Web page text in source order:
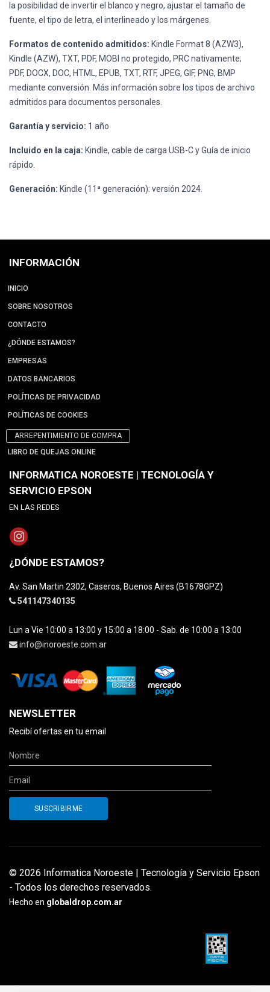
la posibilidad de invertir el blanco y negro, ajustar el tamaño de
fuente, el tipo de letra, el interlineado y los márgenes.
Formatos de contenido admitidos: Kindle Format 8 (AZW3),
Kindle (AZW), TXT, PDF, MOBI no protegido, PRC nativamente;
PDF, DOCX, DOC, HTML, EPUB, TXT, RTF, JPEG, GIF, PNG, BMP
mediante conversión. Más información sobre los tipos de archivo
admitidos para documentos personales.
Garantía y servicio: 1 año
Incluido en la caja: Kindle, cable de carga USB-C y Guía de inicio
rápido.
Generación: Kindle (11ª generación): versión 2024.
INFORMACIÓN
INICIO
SOBRE NOSOTROS
CONTACTO
¿DÓNDE ESTAMOS?
EMPRESAS
DATOS BANCARIOS
POLÍTICAS DE PRIVACIDAD
POLÍTICAS DE COOKIES
ARREPENTIMIENTO DE COMPRA
LIBRO DE QUEJAS ONLINE
INFORMATICA NOROESTE | TECNOLOGÍA Y
SERVICIO EPSON
EN LAS REDES
¿DÓNDE ESTAMOS?
Av. San Martin 2302, Caseros, Buenos Aires (B1678GPZ)
541147340135
Lun a Vie 10:00 a 13:00 y 15:00 a 18:00 - Sab. de 10:00 a 13:00
info@inoroeste.com.ar
NEWSLETTER
Recibí ofertas en tu email
© 2026 Informatica Noroeste | Tecnología y Servicio Epson
- Todos los derechos reservados.
Hecho en globaldrop.com.ar